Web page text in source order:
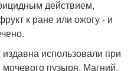
действием,
к ране или ожогу - и
использовали при
пузыря. Магний,